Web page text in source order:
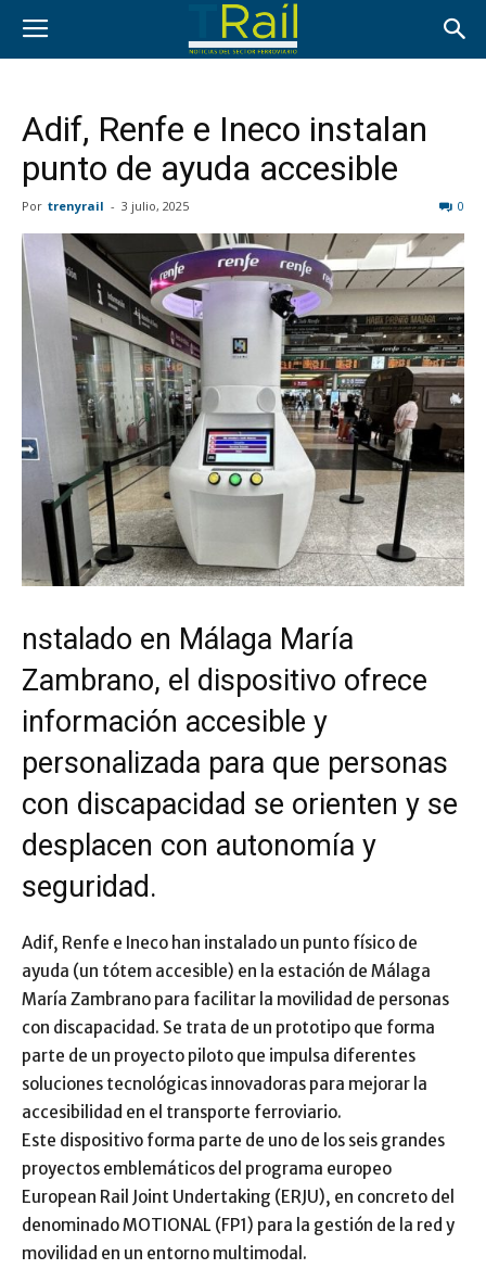
Adif, Renfe e Ineco instalan
punto de ayuda accesible
Por trenyrail - 3 julio, 2025 0
nstalado en Málaga María
Zambrano, el dispositivo ofrece
información accesible y
personalizada para que personas
con discapacidad se orienten y se
desplacen con autonomía y
seguridad.
Adif, Renfe e Ineco han instalado un punto físico de
ayuda (un tótem accesible) en la estación de Málaga
María Zambrano para facilitar la movilidad de personas
con discapacidad. Se trata de un prototipo que forma
parte de un proyecto piloto que impulsa diferentes
soluciones tecnológicas innovadoras para mejorar la
accesibilidad en el transporte ferroviario.
Este dispositivo forma parte de uno de los seis grandes
proyectos emblemáticos del programa europeo
European Rail Joint Undertaking (ERJU), en concreto del
denominado MOTIONAL (FP1) para la gestión de la red y
movilidad en un entorno multimodal.